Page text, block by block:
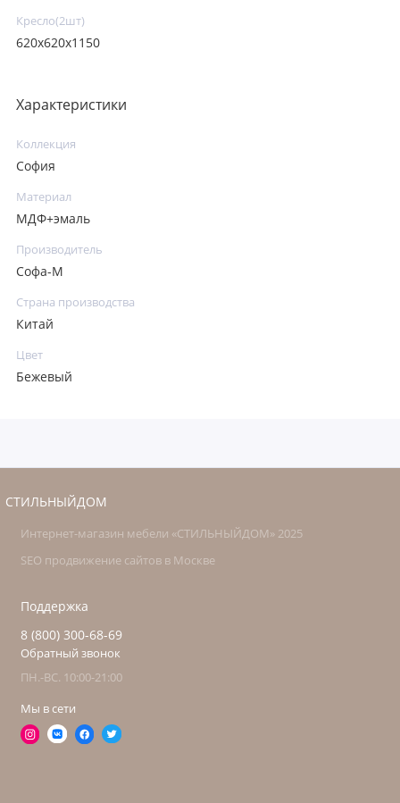
Кресло(2шт)
620x620x1150
Характеристики
Коллекция
София
Материал
МДФ+эмаль
Производитель
Софа-М
Страна производства
Китай
Цвет
Бежевый
СТИЛЬНЫЙДОМ
Интернет-магазин мебели «СТИЛЬНЫЙДОМ» 2025
SEO продвижение сайтов в Москве
Поддержка
8 (800) 300-68-69
Обратный звонок
ПН.-ВС. 10:00-21:00
Мы в сети